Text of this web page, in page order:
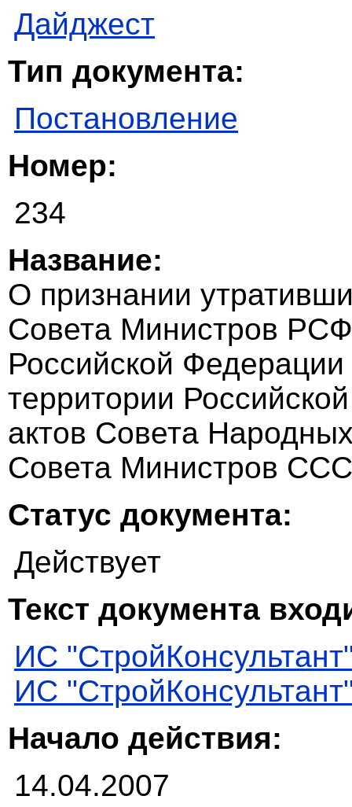
Дайджест
Тип документа:
Постановление
Номер:
234
Название:
О признании
Совета Министров
Российской
территории
актов Совета
Совета Министров
Статус документа:
Действует
Текст документа
ИС
ИС
Начало действия:
14.04.2007